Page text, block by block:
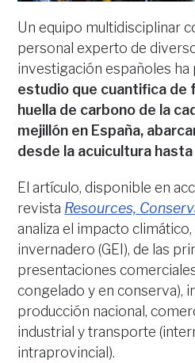
Un equipo multidisciplinar
personal experto de
investigación españoles ha
estudio que cuantifica de
huella de carbono de la
mejillón en España,
desde la acuicultura
El artículo, disponible en
revista Resources,
analiza el impacto
invernadero (GEI), de las
presentaciones
congelado y en conserva),
producción nacional,
industrial y transporte
intraprovincial).